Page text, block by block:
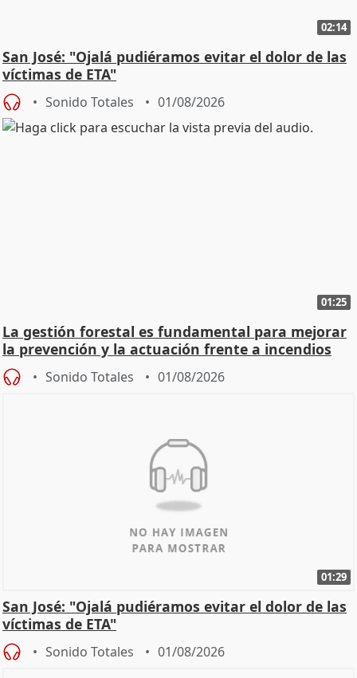
02:14
San José: "Ojalá pudiéramos evitar el dolor de las
víctimas de ETA"
Sonido Totales 01/08/2026
01:25
La gestión forestal es fundamental para mejorar
la prevención y la actuación frente a incendios
Sonido Totales 01/08/2026
01:29
San José: "Ojalá pudiéramos evitar el dolor de las
víctimas de ETA"
Sonido Totales 01/08/2026